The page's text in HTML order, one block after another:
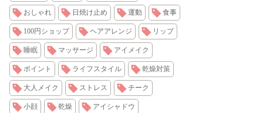
おしゃれ 日焼け止め 運動 食事
100円ショップ ヘアアレンジ リップ
睡眠 マッサージ アイメイク
ポイント ライフスタイル 乾燥対策
大人メイク ストレス チーク
小顔 乾燥 アイシャドウ